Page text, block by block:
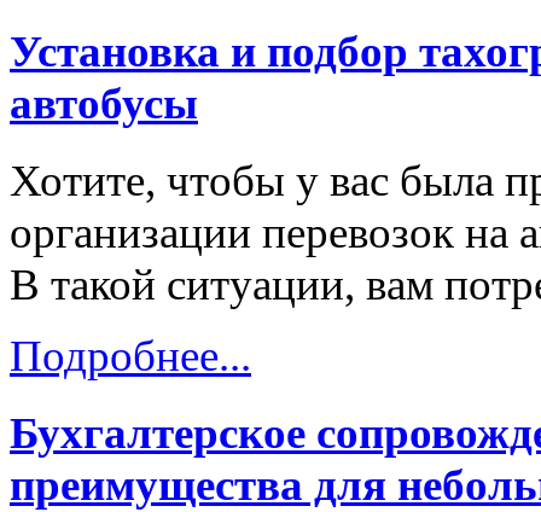
Установка и подбор
автобусы
Хотите, чтобы у вас была
организации перевозок на
В такой ситуации, вам
Подробнее...
Бухгалтерское
преимущества для